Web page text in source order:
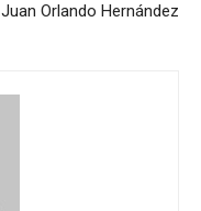
Juan Orlando Hernández